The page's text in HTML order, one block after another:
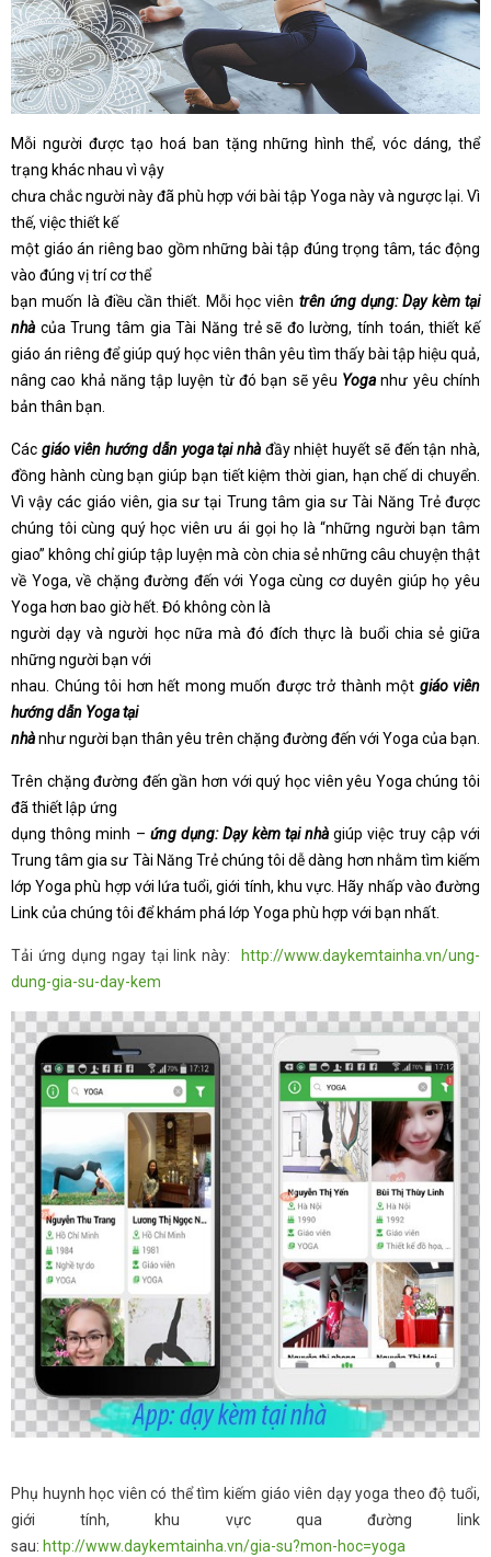
Mỗi người được tạo hoá ban tặng những hình thể, vóc dáng, thể
trạng khác nhau vì vậy
chưa chắc người này đã phù hợp với bài tập Yoga này và ngược lại. Vì
thế, việc thiết kế
một giáo án riêng bao gồm những bài tập đúng trọng tâm, tác động
vào đúng vị trí cơ thể
bạn muốn là điều cần thiết. Mỗi học viên trên ứng dụng: Dạy kèm tại
nhà của Trung tâm gia Tài Năng trẻ sẽ đo lường, tính toán, thiết kế
giáo án riêng để giúp quý học viên thân yêu tìm thấy bài tập hiệu quả,
nâng cao khả năng tập luyện từ đó bạn sẽ yêu Yoga như yêu chính
bản thân bạn.
Các giáo viên hướng dẫn yoga tại nhà đầy nhiệt huyết sẽ đến tận nhà,
đồng hành cùng bạn giúp bạn tiết kiệm thời gian, hạn chế di chuyển.
Vì vậy các giáo viên, gia sư tại Trung tâm gia sư Tài Năng Trẻ được
chúng tôi cùng quý học viên ưu ái gọi họ là “những người bạn tâm
giao” không chỉ giúp tập luyện mà còn chia sẻ những câu chuyện thật
về Yoga, về chặng đường đến với Yoga cùng cơ duyên giúp họ yêu
Yoga hơn bao giờ hết. Đó không còn là
người dạy và người học nữa mà đó đích thực là buổi chia sẻ giữa
những người bạn với
nhau. Chúng tôi hơn hết mong muốn được trở thành một giáo viên
hướng dẫn Yoga tại
nhànhư người bạn thân yêu trên chặng đường đến với Yoga của bạn.
Trên chặng đường đến gần hơn với quý học viên yêu Yoga chúng tôi
đã thiết lập ứng
dụng thông minh – ứng dụng: Dạy kèm tại nhà giúp việc truy cập với
Trung tâm gia sư Tài Năng Trẻ chúng tôi dễ dàng hơn nhằm tìm kiếm
lớp Yoga phù hợp với lứa tuổi, giới tính, khu vực. Hãy nhấp vào đường
Link của chúng tôi để khám phá lớp Yoga phù hợp với bạn nhất.
Tải ứng dụng ngay tại link này:
http://www.daykemtainha.vn/ung-
dung-gia-su-day-kem
Phụ huynh học viên có thể tìm kiếm giáo viên dạy yoga theo độ tuổi,
giới tính, khu vực qua đường link
sau: http://www.daykemtainha.vn/gia-su?mon-hoc=yoga